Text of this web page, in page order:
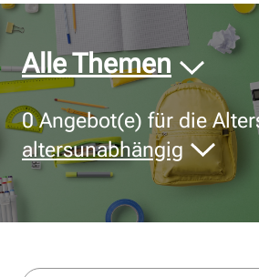
© Bildnachweis
Alle Themen
0Angebot(e) für die
altersunabhängig